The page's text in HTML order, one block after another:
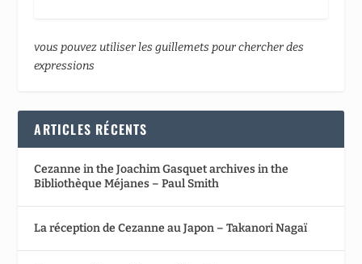
vous pouvez utiliser les guillemets pour chercher des
expressions
ARTICLES RÉCENTS
Cezanne in the Joachim Gasquet archives in the
Bibliothèque Méjanes – Paul Smith
La réception de Cezanne au Japon – Takanori Nagaï